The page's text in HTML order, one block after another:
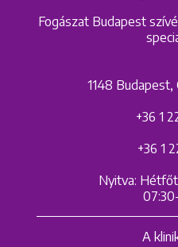
Fogászat Budapest
1148
+36 1
+36 1
Nyitva:
A